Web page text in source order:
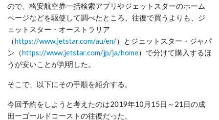
ので、格安航空券一括検索アプリやジェットスターのホーム
ページなどを駆使して調べたところ、往復で買うよりも、ジ
ェットスター・オーストラリア
（https://www.jetstar.com/au/en/）とジェットスター・ジャパ
ン（https://www.jetstar.com/jp/ja/home）で分けて購入するほ
うが安いことが判明した。
そこで、以下にその手順を紹介する。
今回予約をしようと考えたのは2019年10月15日～21日の成
田ーゴールドコーストの往復だった。